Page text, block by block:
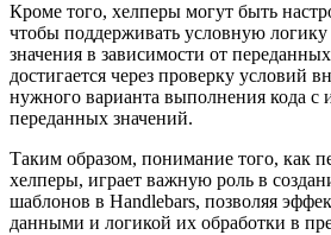
Кроме того, хелперы могут быть
чтобы поддерживать условную
значения в зависимости от
достигается через проверку условий
нужного варианта выполнения кода с
переданных значений.
Таким образом, понимание того, как
хелперы, играет важную роль в
шаблонов в Handlebars, позволяя
данными и логикой их обработки в